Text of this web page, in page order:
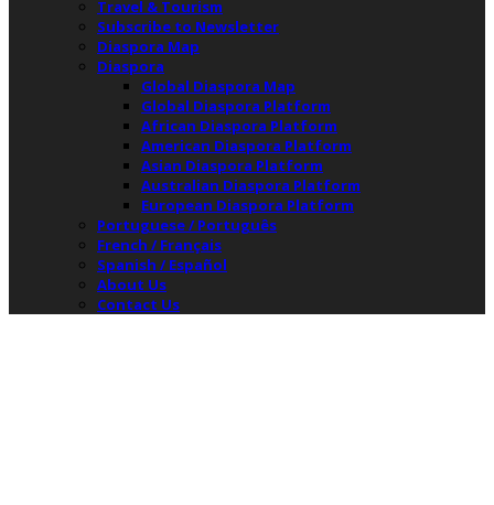
Travel & Tourism
Subscribe to Newsletter
Diaspora Map
Diaspora
Global Diaspora Map
Global Diaspora Platform
African Diaspora Platform
American Diaspora Platform
Asian Diaspora Platform
Australian Diaspora Platform
European Diaspora Platform
Portuguese / Português
French / Français
Spanish / Español
About Us
Contact Us